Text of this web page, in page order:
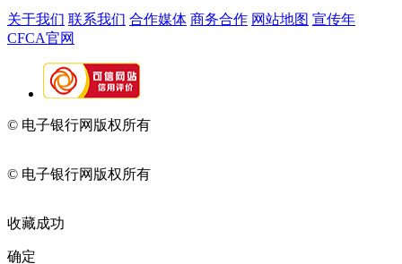
关于我们 联系我们 合作媒体 商务合作 网站地图 宣传年
CFCA官网
© 电子银行网版权所有
© 电子银行网版权所有
收藏成功
确定